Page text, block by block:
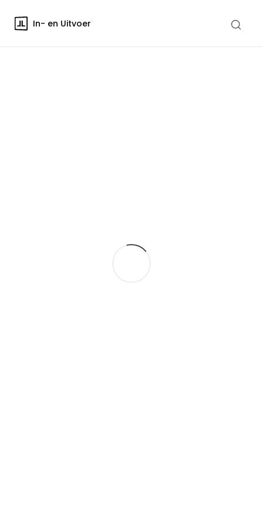
In- en Uitvoer